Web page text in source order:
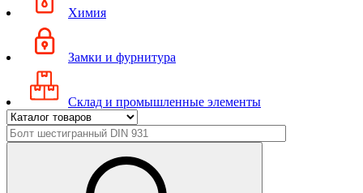
Химия
Замки и фурнитура
Склад и промышленные элементы